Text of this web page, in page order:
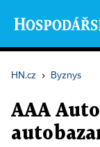
HN.cz › Byznys
AAA